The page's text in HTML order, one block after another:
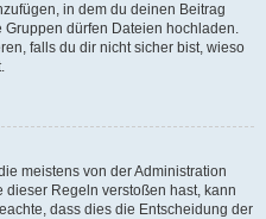
in dem du deinen Beitrag
Gruppen dürfen Dateien hochladen.
falls du dir nicht sicher bist, wieso
meistens von der Administration
Regeln verstoßen hast, kann
dass dies die Entscheidung der